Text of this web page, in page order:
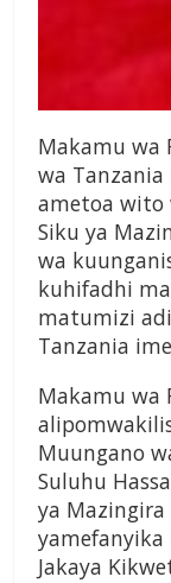
Makamu wa
wa
ametoa wito
Siku ya
wa
kuhifadhi
matumizi
Tanzania
Makamu wa
Muungano
Suluhu
ya
Jakaya